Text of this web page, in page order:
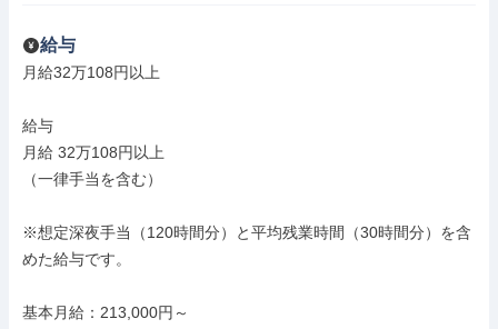
給与
月給32万108円以上
給与
月給 32万108円以上
（一律手当を含む）
※想定深夜手当（120時間分）と平均残業時間（30時間分）を含
めた給与です。
基本月給：213,000円～